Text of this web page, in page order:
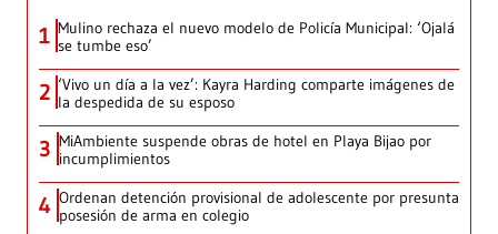
1 Mulino rechaza el nuevo modelo de Policía Municipal: ‘Ojalá
se tumbe eso’
2 ‘Vivo un día a la vez’: Kayra Harding comparte imágenes de
la despedida de su esposo
3 MiAmbiente suspende obras de hotel en Playa Bijao por
incumplimientos
4 Ordenan detención provisional de adolescente por presunta
posesión de arma en colegio